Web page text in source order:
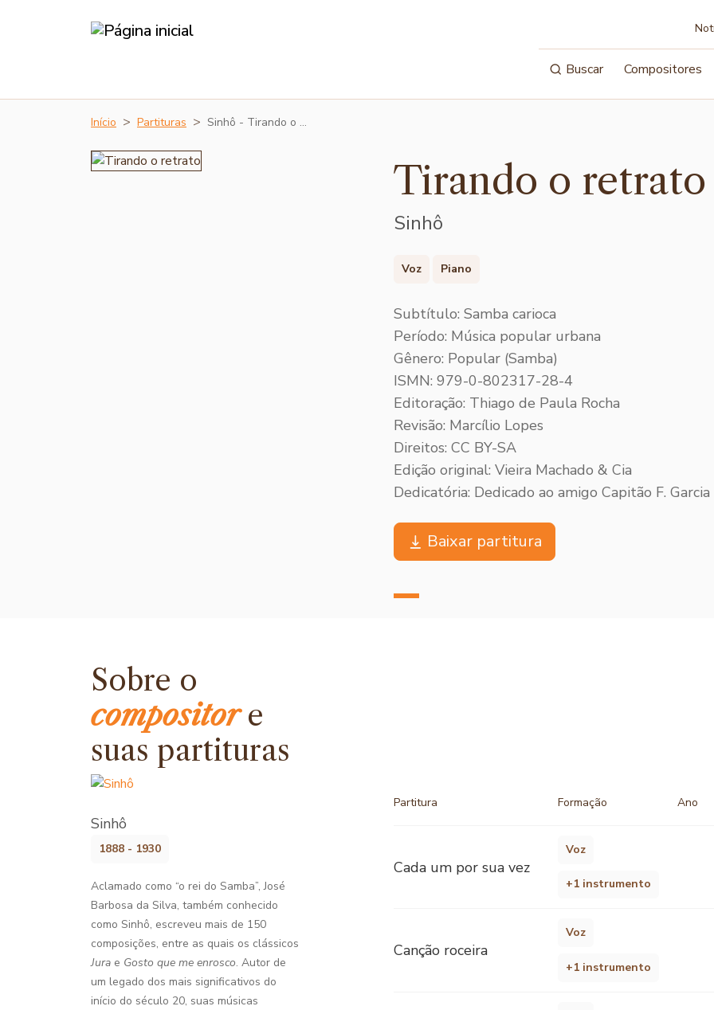
Buscar Compositores
Início Partituras Sinhô - Tirando o …
Tirando o retrato
Sinhô
Voz Piano
Subtítulo: Samba carioca
Período: Música popular urbana
Gênero: Popular (Samba)
ISMN: 979-0-802317-28-4
Editoração: Thiago de Paula Rocha
Revisão: Marcílio Lopes
Direitos: CC BY-SA
Edição original: Vieira Machado & Cia
Dedicatória: Dedicado ao amigo Capitão F. Garcia
Baixar partitura
Sobre o
compositore
suas partituras
Sinhô
1888 - 1930
Aclamado como “o rei do Samba”, José
Barbosa da Silva, também conhecido
como Sinhô, escreveu mais de 150
composições, entre as quais os clássicos
Jura e Gosto que me enrosco. Autor de
um legado dos mais significativos do
início do século 20, suas músicas
Partitura Formação Ano
Cada um por sua vez
Voz
+1 instrumento
Canção roceira
Voz
+1 instrumento